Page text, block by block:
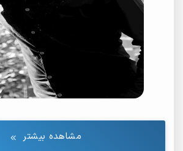
مشاهده بیشتر